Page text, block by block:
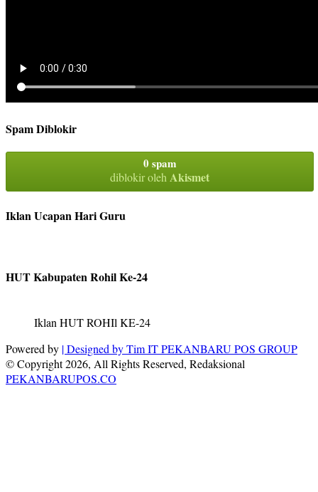
Spam Diblokir
0 spam
diblokir olehAkismet
Iklan Ucapan Hari Guru
HUT Kabupaten Rohil Ke-24
Iklan HUT ROHIl KE-24
Powered by | Designed byTim IT PEKANBARU POS GROUP
© Copyright 2026, All Rights Reserved, Redaksional
PEKANBARUPOS.CO